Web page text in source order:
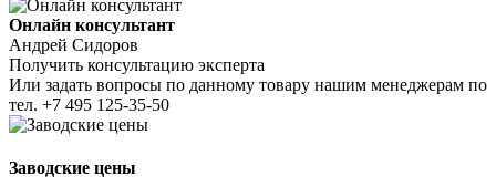
Онлайн консультант
Андрей Сидоров
Получить консультацию эксперта
Или задать вопросы по данному товару нашим менеджерам по
тел. +7 495 125-35-50
Заводские цены